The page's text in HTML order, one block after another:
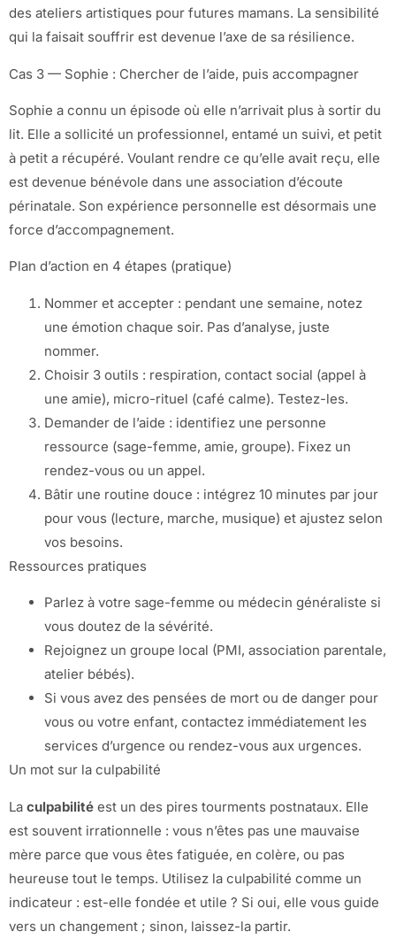
des ateliers artistiques pour futures mamans. La sensibilité
qui la faisait souffrir est devenue l’axe de sa résilience.
Cas 3 — Sophie : Chercher de l’aide, puis accompagner
Sophie a connu un épisode où elle n’arrivait plus à sortir du
lit. Elle a sollicité un professionnel, entamé un suivi, et petit
à petit a récupéré. Voulant rendre ce qu’elle avait reçu, elle
est devenue bénévole dans une association d’écoute
périnatale. Son expérience personnelle est désormais une
force d’accompagnement.
Plan d’action en 4 étapes (pratique)
Nommer et accepter : pendant une semaine, notez
une émotion chaque soir. Pas d’analyse, juste
nommer.
Choisir 3 outils : respiration, contact social (appel à
une amie), micro-rituel (café calme). Testez-les.
Demander de l’aide : identifiez une personne
ressource (sage-femme, amie, groupe). Fixez un
rendez-vous ou un appel.
Bâtir une routine douce : intégrez 10 minutes par jour
pour vous (lecture, marche, musique) et ajustez selon
vos besoins.
Ressources pratiques
Parlez à votre sage-femme ou médecin généraliste si
vous doutez de la sévérité.
Rejoignez un groupe local (PMI, association parentale,
atelier bébés).
Si vous avez des pensées de mort ou de danger pour
vous ou votre enfant, contactez immédiatement les
services d’urgence ou rendez-vous aux urgences.
Un mot sur la culpabilité
La culpabilité est un des pires tourments postnataux. Elle
est souvent irrationnelle : vous n’êtes pas une mauvaise
mère parce que vous êtes fatiguée, en colère, ou pas
heureuse tout le temps. Utilisez la culpabilité comme un
indicateur : est-elle fondée et utile ? Si oui, elle vous guide
vers un changement ; sinon, laissez-la partir.